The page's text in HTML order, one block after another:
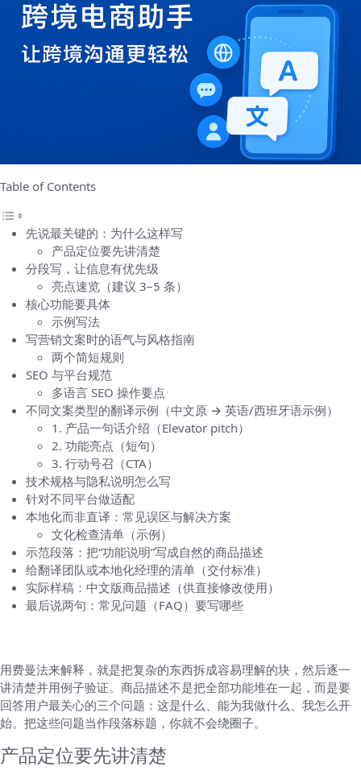
Table of Contents
先说最关键的：为什么这样写
产品定位要先讲清楚
分段写，让信息有优先级
亮点速览（建议 3–5 条）
核心功能要具体
示例写法
写营销文案时的语气与风格指南
两个简短规则
SEO 与平台规范
多语言 SEO 操作要点
不同文案类型的翻译示例（中文原 → 英语/西班牙语示例）
1. 产品一句话介绍（Elevator pitch）
2. 功能亮点（短句）
3. 行动号召（CTA）
技术规格与隐私说明怎么写
针对不同平台做适配
本地化而非直译：常见误区与解决方案
文化检查清单（示例）
示范段落：把“功能说明”写成自然的商品描述
给翻译团队或本地化经理的清单（交付标准）
实际样稿：中文版商品描述（供直接修改使用）
最后说两句：常见问题（FAQ）要写哪些
用费曼法来解释，就是把复杂的东西拆成容易理解的块，然后逐一
讲清楚并用例子验证。商品描述不是把全部功能堆在一起，而是要
回答用户最关心的三个问题：这是什么、能为我做什么、我怎么开
始。把这些问题当作段落标题，你就不会绕圈子。
产品定位要先讲清楚